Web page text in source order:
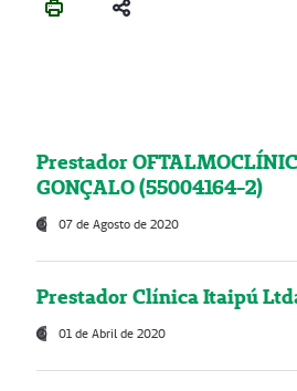
Prestador
GONÇALO (55004164-2)
07 de Agosto de 2020
Prestador Clínica Itaipú
01 de Abril de 2020